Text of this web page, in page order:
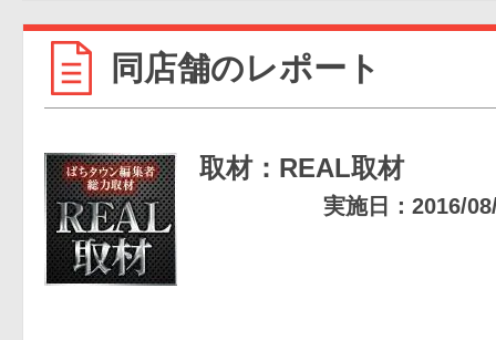
同店舗のレポート
取材：REAL取材
実施日：2016/